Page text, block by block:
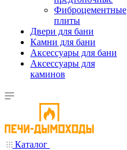
Фиброцементные
плиты
Двери для бани
Камни для бани
Аксессуары для бани
Аксессуары для
каминов
Каталог